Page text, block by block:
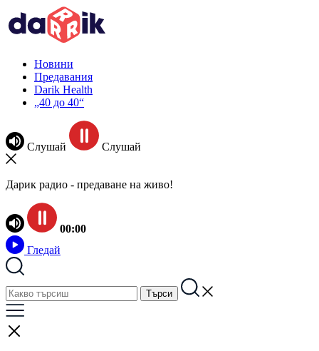
Новини
Предавания
Darik Health
„40 до 40“
Слушай Слушай
Дарик радио - предаване на живо!
00:00
Гледай